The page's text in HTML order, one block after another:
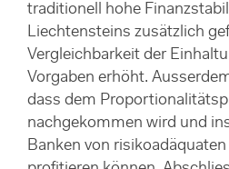
traditionell hohe
Liechtensteins zusätzlich
Vergleichbarkeit der
Vorgaben erhöht.
dass dem
nachgekommen wird und
Banken von